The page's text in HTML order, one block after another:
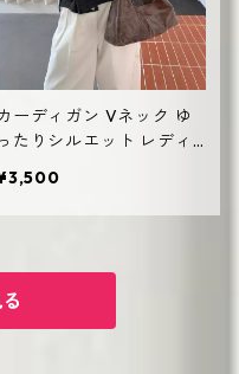
ーディガン Vネック ゆ
たりシルエット レディ
り